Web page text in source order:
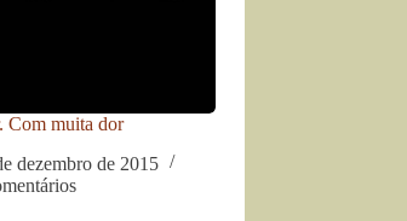
Com muita dor
dezembro de 2015